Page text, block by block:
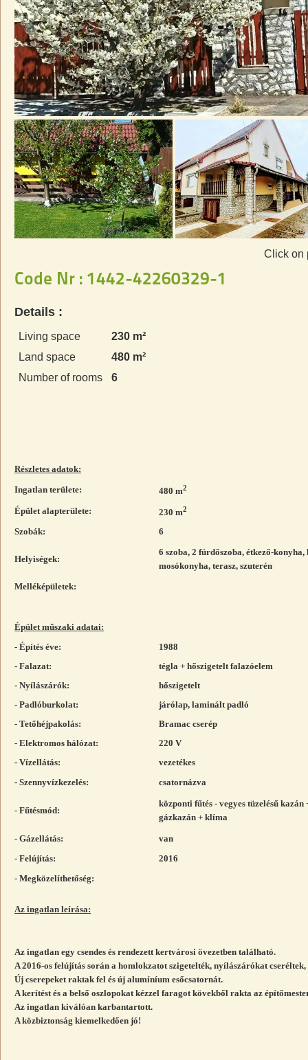
Click on
Code Nr : 1442-42260329-1
Details :
Living space
230 m²
Land space
480 m²
Number of rooms
6
Részletes adatok:
Ingatlan területe:
480 m2
Épület alapterülete: 230 m2
Szobák: 6
Helyiségek:
6 szoba, 2 fürdőszoba, étkező-
mosókonyha, terasz, szuterén
Melléképületek:
Épület műszaki adatai:
- Építés éve:
1988
- Falazat:
tégla + hőszigetelt falazóelem
- Nyílászárók:
hőszigetelt
- Padlóburkolat:
járólap, laminált padló
- Tetőhéjpakolás:
Bramac cserép
- Elektromos hálózat:
220 V
- Vízellátás:
vezetékes
- Szennyvízkezelés:
csatornázva
- Fűtésmód:
központi fűtés - vegyes tüzelésű kazán
gázkazán + klíma
- Gázellátás:
van
- Felújítás:
2016
- Megközelíthetőség:
Az ingatlan leírása:
Az ingatlan egy csendes és rendezett kertvárosi övezetben található.
A 2016-os felújítás során a homlokzatot szigetelték, nyílászárókat cseréltek,
Új cserepeket raktak fel és új alumíníum esőcsatornát.
A kerítést és a belső oszlopokat kézzel faragot kövekből rakta az
Az ingatlan kiválóan karbantartott.
A közbiztonság kiemelkedően jó!